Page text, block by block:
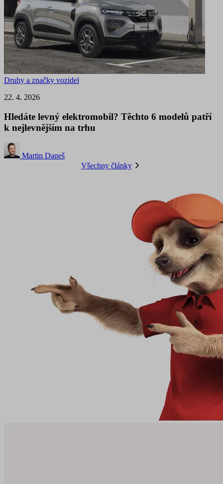
Druhy a značky vozidel
22. 4. 2026
Hledáte levný elektromobil? Těchto 6 modelů patří
k nejlevnějším na trhu
Martin Daneš
Všechny články